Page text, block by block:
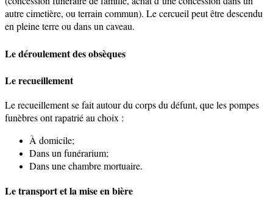
autre cimetière, ou terrain commun). Le cercueil peut être descendu
en pleine terre ou dans un caveau.
Le déroulement des obsèques
Le recueillement
Le recueillement se fait autour du corps du défunt, que les pompes
funèbres ont rapatrié au choix :
À domicile;
Dans un funérarium;
Dans une chambre mortuaire.
Le transport et la mise en bière